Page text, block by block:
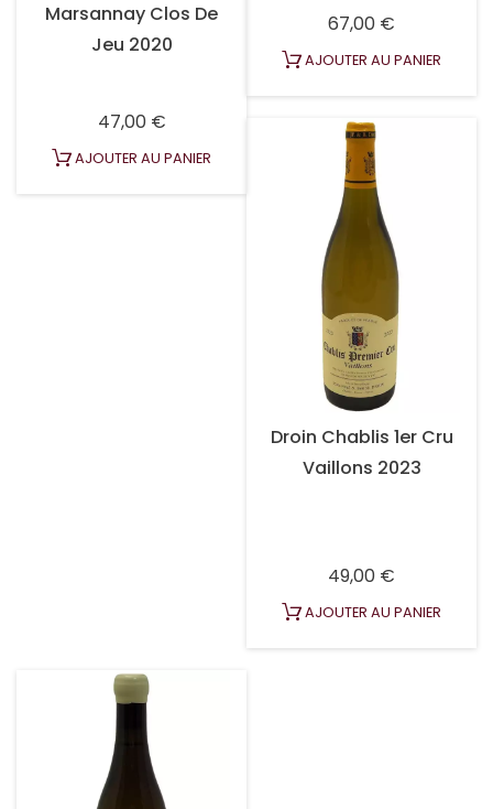
Marsannay Clos De
Jeu 2020
47,00 €Prix
AJOUTER AU PANIER
67,00 €
AJOUTER AU PANIER
Droin Chablis 1er Cru
Vaillons 2023
49,00 €
AJOUTER AU PANIER